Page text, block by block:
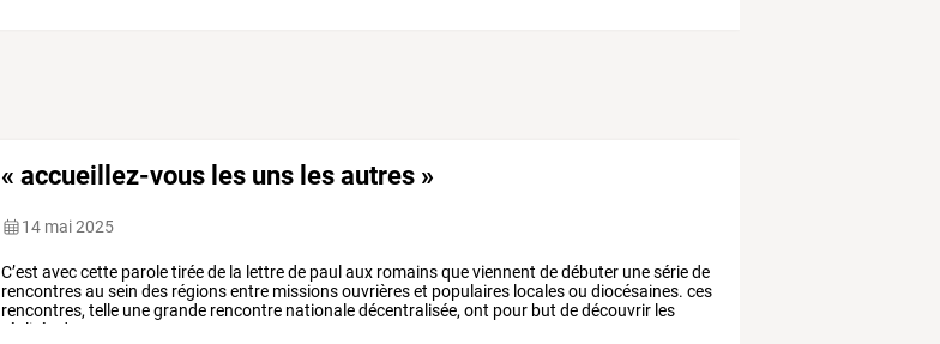
« accueillez-vous les uns les autres »
14 mai 2025
C’est aveccette paroletiréede la lettrede paul aux romainsqueviennent dedébuter unesériede
rencontresau sein des régionsentre missionsouvrièreset populaires localesou diocésaines. ces
rencontres, telle unegrande rencontre nationaledécentralisée, ont pour but dedécouvrir les
réalités
de